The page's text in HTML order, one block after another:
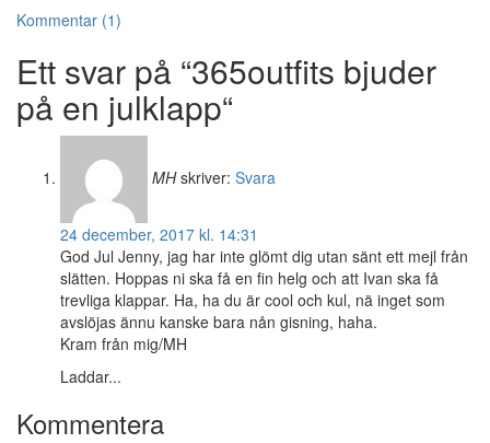
Kommentar (1)
Ett svar på “365outfits bjuder
på en julklapp“
MH skriver: Svara
24 december, 2017 kl. 14:31
God Jul Jenny, jag har inte glömt dig utan sänt ett mejl från
slätten. Hoppas ni ska få en fin helg och att Ivan ska få
trevliga klappar. Ha, ha du är cool och kul, nä inget som
avslöjas ännu kanske bara nån gisning, haha.
Kram från mig/MH
Laddar...
Kommentera